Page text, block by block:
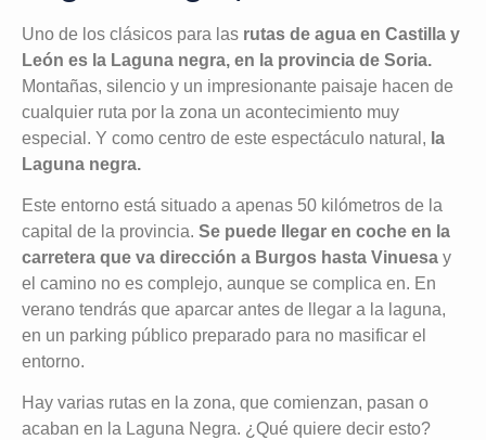
Uno de los clásicos para las rutas de agua en Castilla y
León es la Laguna negra, en la provincia de Soria.
Montañas, silencio y un impresionante paisaje hacen de
cualquier ruta por la zona un acontecimiento muy
especial. Y como centro de este espectáculo natural, la
Laguna negra.
Este entorno está situado a apenas 50 kilómetros de la
capital de la provincia. Se puede llegar en coche en la
carretera que va dirección a Burgos hasta Vinuesa y
el camino no es complejo, aunque se complica en. En
verano tendrás que aparcar antes de llegar a la laguna,
en un parking público preparado para no masificar el
entorno.
Hay varias rutas en la zona, que comienzan, pasan o
acaban en la Laguna Negra. ¿Qué quiere decir esto?